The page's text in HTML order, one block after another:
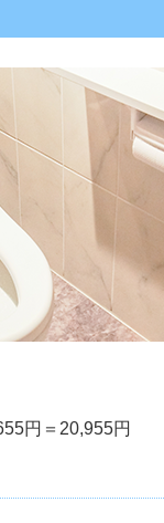
円＝20,955円